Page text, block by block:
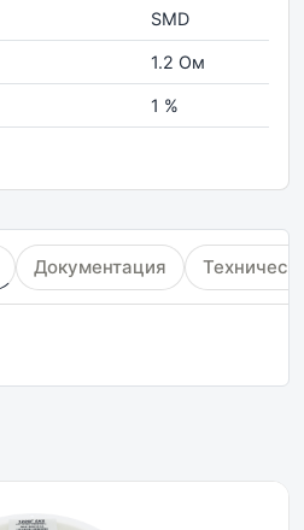
SMD
1.2 Ом
1 %
Документация